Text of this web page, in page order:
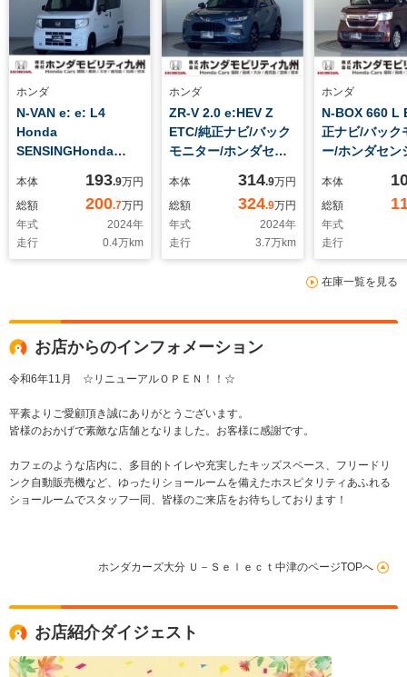
ホンダ
N-VAN e: e: L4
Honda
SENSINGHonda
スペシャルパッケージ
7インチTFTメーター
ハロゲンヘッドライト
急速充電ポート
本体 193.9万円
総額
200.7万円
年式
2024年
走行
0.4万km
ホンダ
ZR-V 2.0 e:HEV Z
ETC/純正ナビ/バック
モニター/ホンダセン
本体 314.9万円
総額
324.9万円
年式
2024年
走行
3.7万km
ホンダ
N-BOX 660 L
正ナビ/バック
ー/ホンダセン
本体
総額
年式
走行
在庫一覧を見る
お店からのインフォメーション
令和6年11月 ☆リニューアルＯＰＥＮ！！☆
平素よりご愛顧頂き誠にありがとうございます。
皆様のおかげで素敵な店舗となりました。お客様に感謝です。
カフェのような店内に、多目的トイレや充実したキッズスペース、フリードリ
ンク自動販売機など、ゆったりショールームを備えたホスピタリティあふれる
ショールームでスタッフ一同、皆様のご来店をお待ちしております！
ホンダカーズ大分 Ｕ－Ｓｅｌｅｃｔ中津のページTOPへ
お店紹介ダイジェスト